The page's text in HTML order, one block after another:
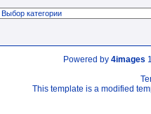
Powered by 4images
This template is a modified